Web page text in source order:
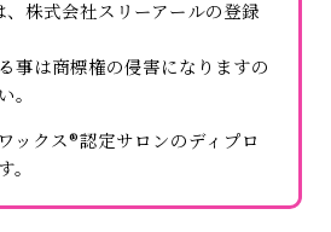
株式会社スリーアールの登録
事は商標権の侵害になりますの
。
ックス®認定サロンのディプロ